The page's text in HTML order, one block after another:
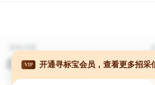
VIP 开通寻标宝会员，查看更多招采